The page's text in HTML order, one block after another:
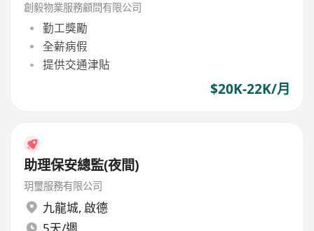
創毅物業服務顧問有限公司
勤工獎勵
全薪病假
提供交通津貼
$20K-22K/月
助理保安總監(夜間)
玥璽服務有限公司
九龍城, 啟德
5天/週